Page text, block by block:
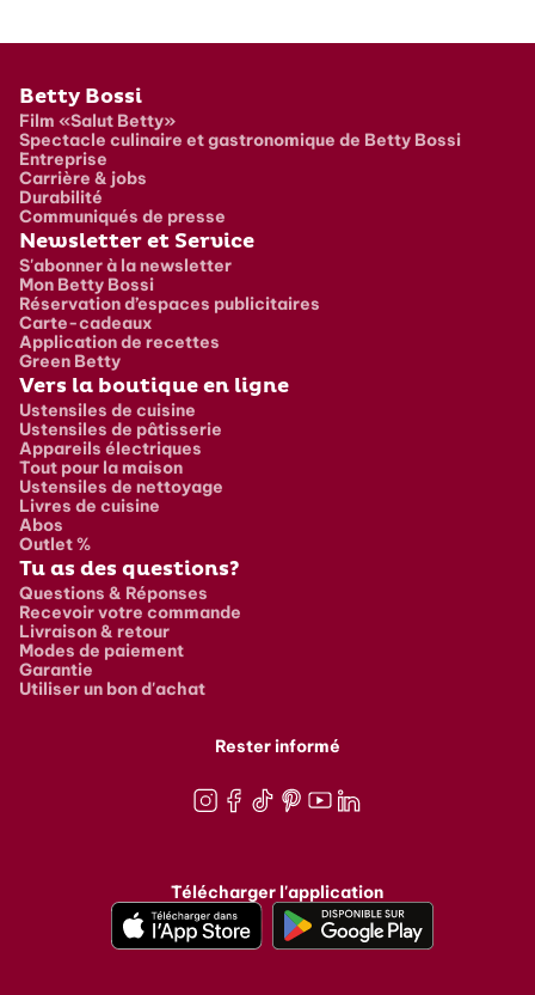
Pied de page
Betty Bossi
Film «Salut Betty»
Spectacle culinaire et gastronomique de Betty Bossi
Entreprise
Carrière & jobs
Durabilité
Communiqués de presse
Newsletter et Service
S'abonner à la newsletter
Mon Betty Bossi
Réservation d’espaces publicitaires
Carte-cadeaux
Application de recettes
Green Betty
Vers la boutique en ligne
Ustensiles de cuisine
Ustensiles de pâtisserie
Appareils électriques
Tout pour la maison
Ustensiles de nettoyage
Livres de cuisine
Abos
Outlet %
Tu as des questions?
Questions & Réponses
Recevoir votre commande
Livraison & retour
Modes de paiement
Garantie
Utiliser un bon d'achat
Rester informé
Télécharger l'application